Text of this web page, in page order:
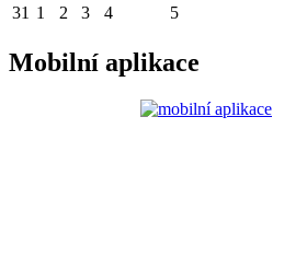
31 1 2 3 4 5
Mobilní aplikace